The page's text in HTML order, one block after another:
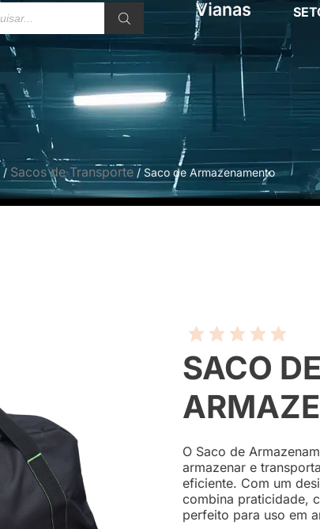
/ Sacos de Transporte / Saco de Armazenamento
SACO DE
O Saco de
armazenar e
eficiente. Com um
combina praticidade,
perfeito para uso em